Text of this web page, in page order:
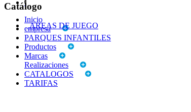
Inicio
empresa
PARQUES INFANTILES
Productos
Marcas
Realizaciones
CATALOGOS
TARIFAS
Catálogo
AREAS DE JUEGO